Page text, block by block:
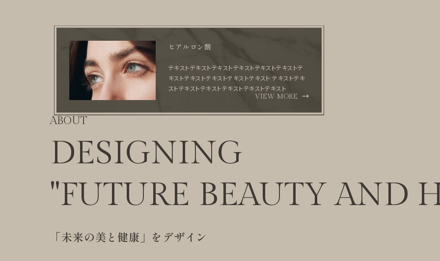
ヒアルロン酸
テキストテキストテキストテキストテキストテキストテ
キストテキストテキストテキストテキスト テキストテキ
ストテキストテキストテキストテキストテキスト
VIEW MORE
ABOUT
DESIGNING
"FUTURE BEAUTY AND
「未来の美と健康」をデザイン